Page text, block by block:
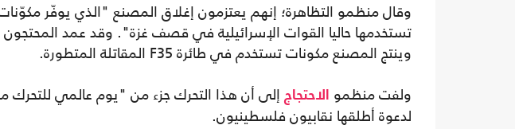
وقال منظمو التظاهرة؛ إنهم يعتزمون إغلاق المصنع "الذي يوفّر
تستخدمها حاليا القوات الإسرائيلية في قصف غزة". وقد عمد
وينتج المصنع مكونات تستخدم في طائرة F35 المقاتلة المتطورة.
ولفت منظمو
الاحتجاج إلى أن هذا التحرك جزء من "يوم عالمي
لدعوة أطلقها نقابيون فلسطينيون.